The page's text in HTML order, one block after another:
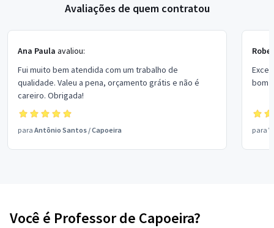
Avaliações de quem contratou
Ana Paula avaliou:
Fui muito bem atendida com um trabalho de
qualidade. Valeu a pena, orçamento grátis e não é
careiro. Obrigada!
para Antônio Santos /Capoeira
bom
para
Você é Professor de Capoeira?